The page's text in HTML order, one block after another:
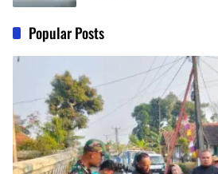
Popular Posts